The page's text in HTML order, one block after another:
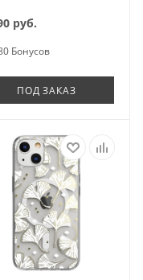
руб.
Бонусов
ПОД ЗАКАЗ